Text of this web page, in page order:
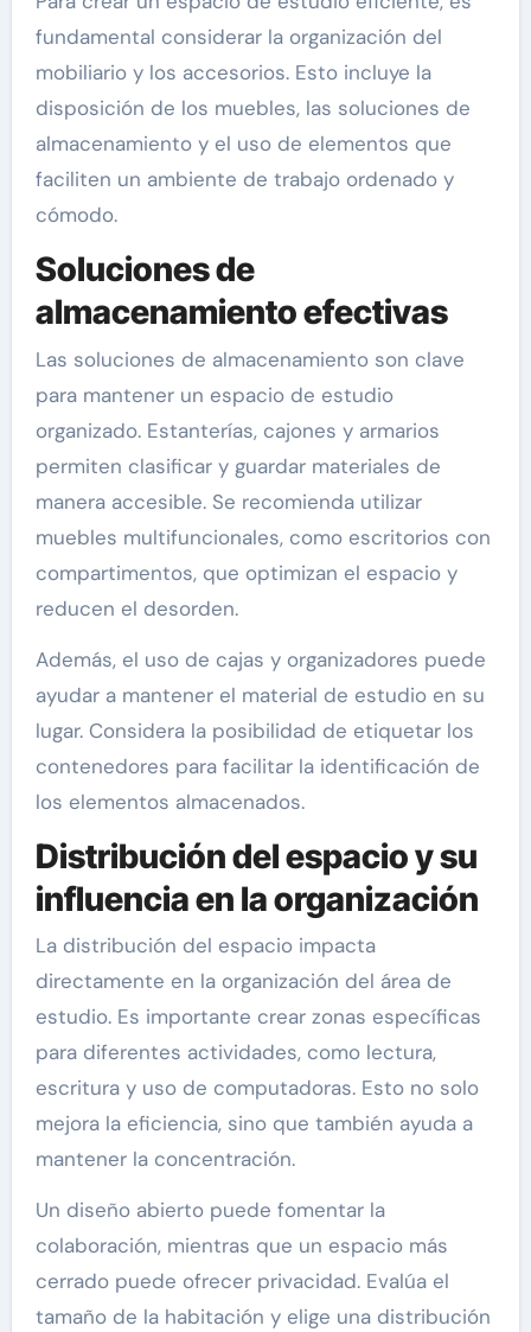
fundamental considerar la organización del
mobiliario y los accesorios. Esto incluye la
disposición de los muebles, las soluciones de
almacenamiento y el uso de elementos que
faciliten un ambiente de trabajo ordenado y
cómodo.
Soluciones de
almacenamiento efectivas
Las soluciones de almacenamiento son clave
para mantener un espacio de estudio
organizado. Estanterías, cajones y armarios
permiten clasificar y guardar materiales de
manera accesible. Se recomienda utilizar
muebles multifuncionales, como escritorios con
compartimentos, que optimizan el espacio y
reducen el desorden.
Además, el uso de cajas y organizadores puede
ayudar a mantener el material de estudio en su
lugar. Considera la posibilidad de etiquetar los
contenedores para facilitar la identificación de
los elementos almacenados.
Distribución del espacio y su
influencia en la organización
La distribución del espacio impacta
directamente en la organización del área de
estudio. Es importante crear zonas específicas
para diferentes actividades, como lectura,
escritura y uso de computadoras. Esto no solo
mejora la eficiencia, sino que también ayuda a
mantener la concentración.
Un diseño abierto puede fomentar la
colaboración, mientras que un espacio más
cerrado puede ofrecer privacidad. Evalúa el
tamaño de la habitación y elige una distribución